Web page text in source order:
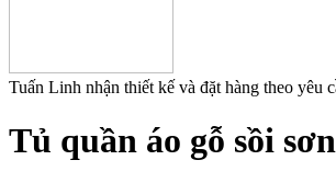
Tuấn Linh nhận thiết kế và đặt hàng theo yêu
Tủ quần áo gỗ sồi